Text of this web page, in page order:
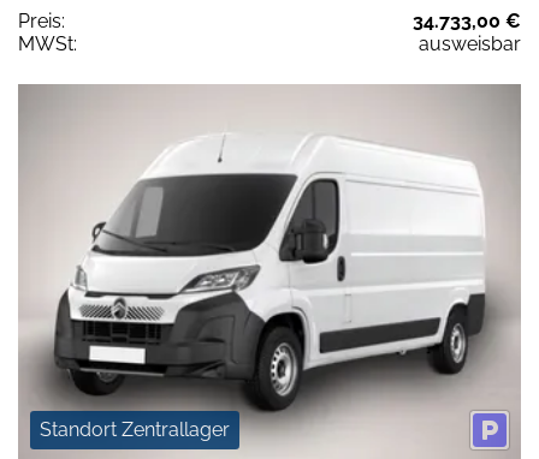
Preis:
34.733,00 €
MWSt:
ausweisbar
Standort Zentrallager